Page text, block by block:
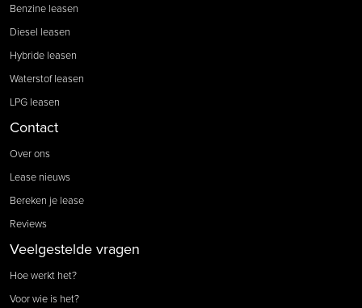
Benzine leasen
Diesel leasen
Hybride leasen
Waterstof leasen
LPG leasen
Contact
Over ons
Lease nieuws
Bereken je lease
Reviews
Veelgestelde vragen
Hoe werkt het?
Voor wie is het?